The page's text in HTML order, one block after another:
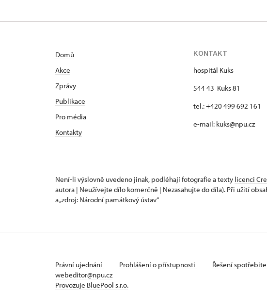
Domů
Akce
Zprávy
Publikace
Pro média
Kontakty
KONTAKT
hospitál Kuks
544 43 Kuks 81
tel.: +420 499 692 161
e-mail: kuks@npu.cz
Není-li výslovně uvedeno jinak, podléhají fotografie a texty licenci
autora | Neužívejte dílo komerčně | Nezasahujte do díla). Při užití
a „zdroj: Národní památkový ústav“
Právní ujednání Prohlášení o přístupnosti Řešení
webeditor@npu.cz
Provozuje BluePool s.r.o.